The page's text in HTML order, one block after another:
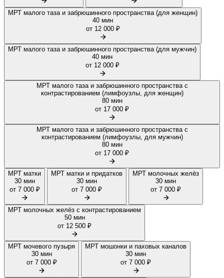
МРТ малого таза и забрюшинного пространства (для женщин)
40 мин
от 12 000 ₽
МРТ малого таза и забрюшинного пространства (для мужчин)
40 мин
от 12 000 ₽
МРТ малого таза и забрюшинного пространства с
контрастированием (лимфоузлы, для женщин)
80 мин
от 17 000 ₽
МРТ малого таза и забрюшинного пространства с
контрастированием (лимфоузлы, для мужчин)
80 мин
от 17 000 ₽
МРТ матки
30 мин
от 7 000 ₽
МРТ матки и придатков
30 мин
от 7 000 ₽
МРТ молочных желёз
30 мин
от 7 000 ₽
МРТ молочных желёз с контрастированием
50 мин
от 12 500 ₽
МРТ мочевого пузыря
30 мин
от 7 000 ₽
МРТ мошонки и паховых каналов
30 мин
от 7 000 ₽